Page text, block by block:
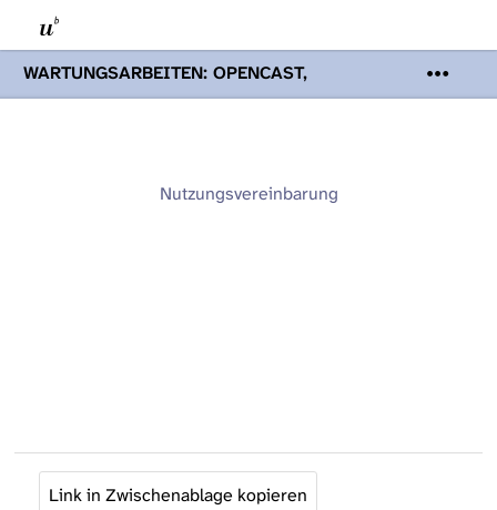
WARTUNGSARBEITEN: OPENCAST,
PODCASTS & TOBIRA
Mi 19. August
Opencast-Videos und Tobira nicht zur
Nutzungsvereinbarung
Link in Zwischenablage kopieren